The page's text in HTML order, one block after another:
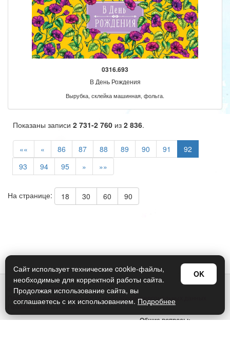
0316.693
В День Рождения
Вырубка, склейка машинная, фольга.
Показаны записи 2 731-2 760 из 2 836.
«« « 86 87 88 89 90 91
92
93
94 95 » »»
На странице: 18 30 60 90
© Арт Дизайн 2026
Политика конфиденциальности и обработки персональных данных
Правила использования
Общие вопросы:
Сайт использует технические cookie-файлы,
необходимые для корректной работы сайта.
Продолжая использование сайта, вы
соглашаетесь с их использованием. Подробнее
OK